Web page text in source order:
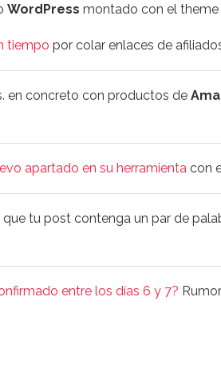
WordPress montado con el theme
tiempo por colar enlaces de
en concreto con productos de
apartado en su herramienta con
que tu post contenga un par de
entre los días 6 y 7?